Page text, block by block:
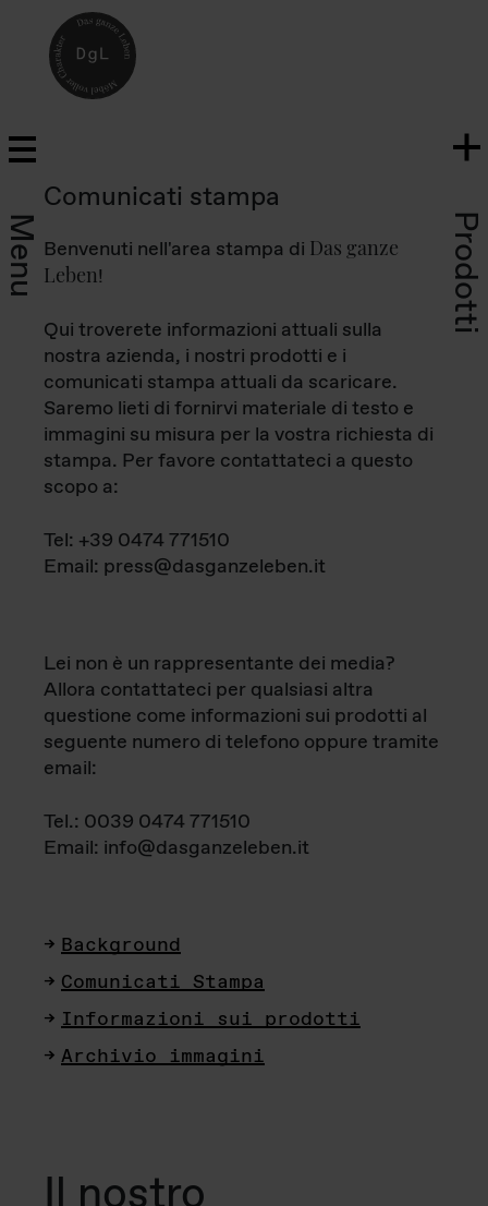
Menu Prodotti
Comunicati stampa
Benvenuti nell'area stampa di Das ganze
Leben!
Qui troverete informazioni attuali sulla
nostra azienda, i nostri prodotti e i
comunicati stampa attuali da scaricare.
Saremo lieti di fornirvi materiale di testo e
immagini su misura per la vostra richiesta di
stampa. Per favore contattateci a questo
scopo a:
Tel: +39 0474 771510
Email: press@dasganzeleben.it
Lei non è un rappresentante dei media?
Allora contattateci per qualsiasi altra
questione come informazioni sui prodotti al
seguente numero di telefono oppure tramite
email:
Tel.: 0039 0474 771510
Email: info@dasganzeleben.it
Background
Comunicati Stampa
Informazioni sui prodotti
Archivio immagini
Il nostro